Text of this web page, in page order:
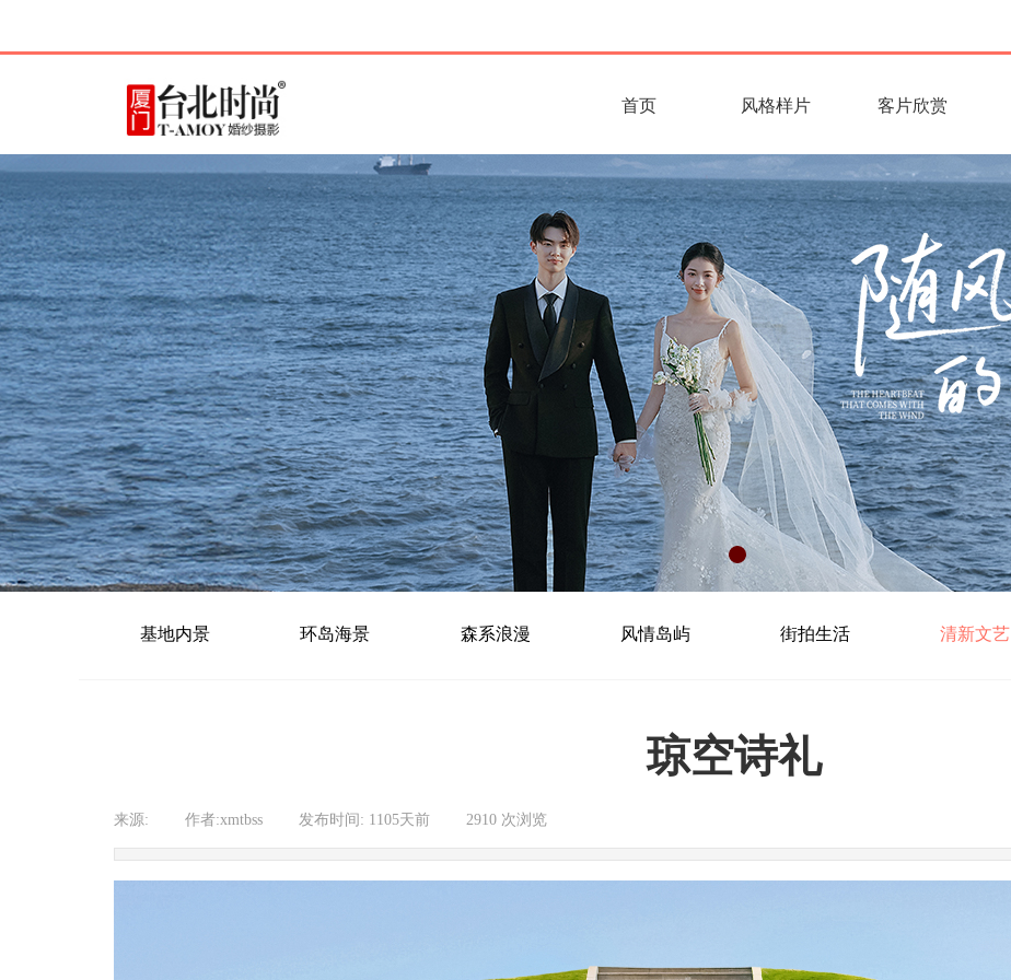
首页 风格样片 客片欣赏
基地内景 环岛海景 森系浪漫 风情岛屿 街拍生活 清新文艺
琼空诗礼
来源: 作者:xmtbss 发布时间: 1105天前 2910 次浏览